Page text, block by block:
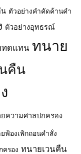
น ตัวอย่างคำคัดค้านคำ
ตัวอย่างอุทธรณ์
ทดแทน ทนาย
คืน
ความศาลปกครอง
ฟ้องเพิกถอนคำสั่ง
รอง ทนายเวนคืน